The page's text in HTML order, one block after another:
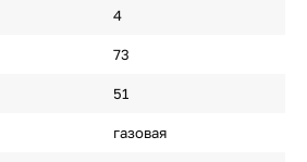
4
73
51
газовая